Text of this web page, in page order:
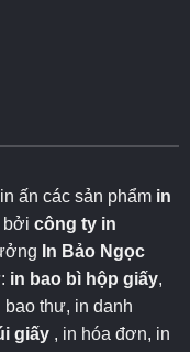
ấn các sản phẩm in
bởi công ty in
In Bảo Ngọc
in bao bì hộp giấy,
bao thư, in danh
giấy, in hóa đơn, in